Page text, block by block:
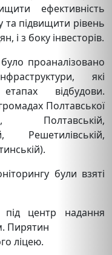
ефективність
та підвищити рівень
і з боку інвесторів.
проаналізовано
які
відбудови.
Полтавської
Полтавській,
Решетилівській,
були взяті
під центр надання
Пирятин
ліцею.